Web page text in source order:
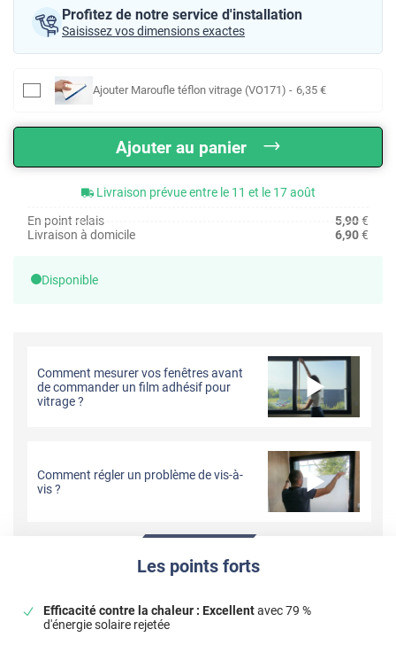
Profitez de notre service d'installation
Saisissez vos dimensions exactes
Ajouter Maroufle téflon vitrage (VO171) - 6,35 €
Ajouter au panier
Livraison prévue entre le 11 et le 17 août
En point relais
5,90€
Livraison à domicile
6,90€
Disponible
Comment mesurer vos fenêtres avant
de commander un film adhésif pour
vitrage ?
Comment régler un problème de vis-à-
vis ?
Les points forts
Efficacité contre la chaleur : Excellentavec 79 %
d'énergie solaire rejetée